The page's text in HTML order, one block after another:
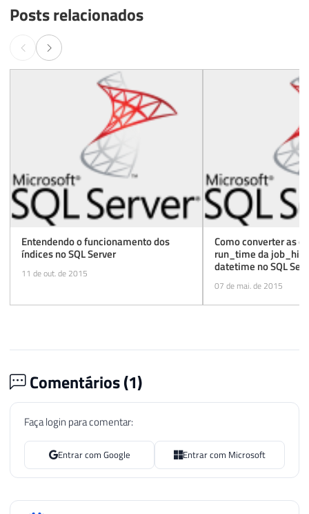
Posts relacionados
Entendendo o funcionamento dos
índices no SQL Server
11 de out. de 2015
Como converter as
run_time da
datetime no SQL
07 de mai. de 2015
Comentários (1)
Faça login para comentar:
Entrar com Google Entrar com Microsoft